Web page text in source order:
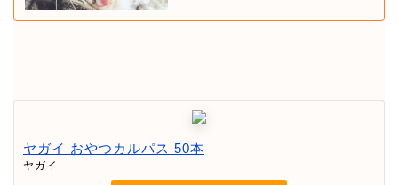
ヤガイ おやつカルパス 50本
ヤガイ